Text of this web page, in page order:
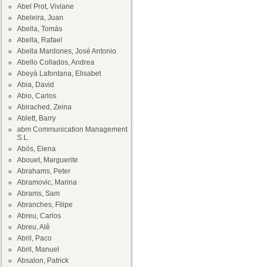
Abel Prot, Viviane
Abeleira, Juan
Abella, Tomás
Abella, Rafael
Abella Mardones, José Antonio
Abello Collados, Andrea
Abeyà Lafontana, Elisabet
Abia, David
Abio, Carlos
Abirached, Zeina
Ablett, Barry
abm Communication Management
S.L.
Abós, Elena
Abouet, Marguerite
Abrahams, Peter
Abramovic, Marina
Abrams, Sam
Abranches, Filipe
Abreu, Carlos
Abreu, Alê
Abril, Paco
Abril, Manuel
Absalon, Patrick